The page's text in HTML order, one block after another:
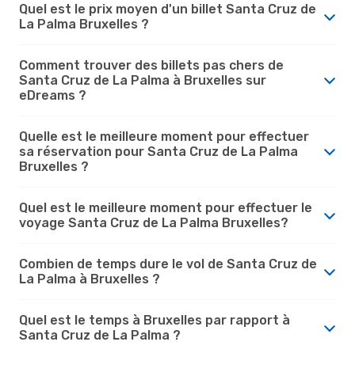
Quel est le prix moyen d'un billet Santa Cruz de
La Palma Bruxelles ?
Comment trouver des billets pas chers de
Santa Cruz de La Palma à Bruxelles sur
eDreams ?
Quelle est le meilleure moment pour effectuer
sa réservation pour Santa Cruz de La Palma
Bruxelles ?
Quel est le meilleure moment pour effectuer le
voyage Santa Cruz de La Palma Bruxelles?
Combien de temps dure le vol de Santa Cruz de
La Palma à Bruxelles ?
Quel est le temps à Bruxelles par rapport à
Santa Cruz de La Palma ?